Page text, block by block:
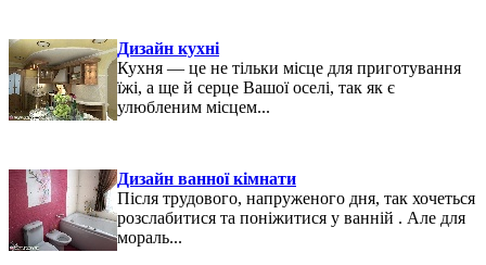
Дизайн кухні
Кухня — це не тільки місце для приготування
їжі, а ще й серце Вашої оселі, так як є
улюбленим місцем...
Дизайн ванної кімнати
Після трудового, напруженого дня, так хочеться
розслабитися та поніжитися у ванній . Але для
мораль...